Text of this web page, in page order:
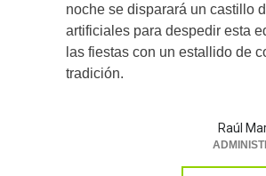
noche se disparará un castillo
artificiales para despedir esta
las fiestas con un estallido de
tradición.
Raúl